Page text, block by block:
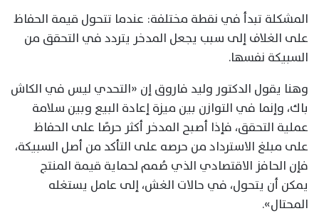
المشكلة تبدأ في نقطة مختلفة: عندما تتحول قيمة الحفاظ
على الغلاف إلى سبب يجعل المدخر يتردد في التحقق من
السبيكة نفسها.
وهنا يقول الدكتور وليد فاروق إن «التحدي ليس في الكاش
باك، وإنما في التوازن بين ميزة إعادة البيع وبين سلامة
عملية التحقق، فإذا أصبح المدخر أكثر حرصًا على الحفاظ
على مبلغ الاسترداد من حرصه على التأكد من أصل السبيكة،
فإن الحافز الاقتصادي الذي صُمم لحماية قيمة المنتج
يمكن أن يتحول، في حالات الغش، إلى عامل يستغله
المحتال».